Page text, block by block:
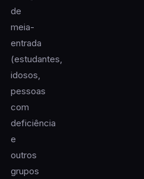
de
meia-
entrada
(estudantes,
idosos,
pessoas
com
deficiência
e
outros
grupos